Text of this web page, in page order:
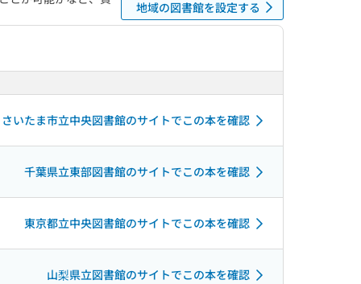
地域の図書館を設定する
さいたま市立中央図書館のサイトでこの本を確認
千葉県立東部図書館のサイトでこの本を確認
東京都立中央図書館のサイトでこの本を確認
山梨県立図書館のサイトでこの本を確認